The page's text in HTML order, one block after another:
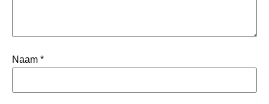
Naam *